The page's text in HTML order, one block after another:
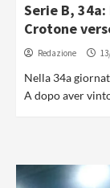
Serie B,
Crotone
Redazione
Nella 34a
A dopo aver